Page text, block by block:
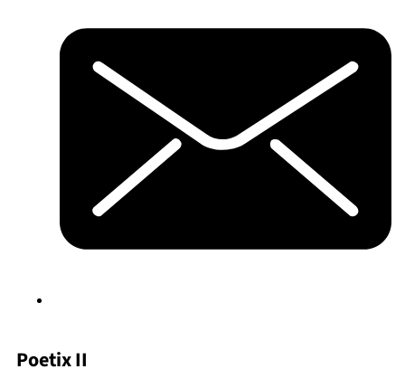
Poetix II